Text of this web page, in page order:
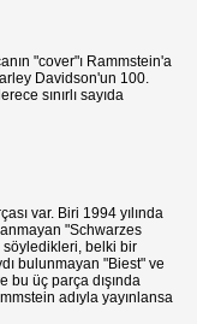
"cover"ı Rammstein'a
Davidson'un 100.
sınırlı sayıda
var. Biri 1994 yılında
"Schwarzes
söyledikleri, belki bir
bulunmayan "Biest" ve
üç parça dışında
adıyla yayınlansa